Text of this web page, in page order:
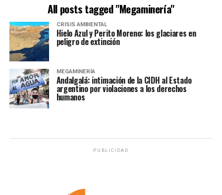
All posts tagged "Megaminería"
CRISIS AMBIENTAL
Hielo Azul y Perito Moreno: los glaciares en
peligro de extinción
MEGAMINERÍA
Andalgalá: intimación de la CIDH al Estado
argentino por violaciones a los derechos
humanos
PUBLICIDAD